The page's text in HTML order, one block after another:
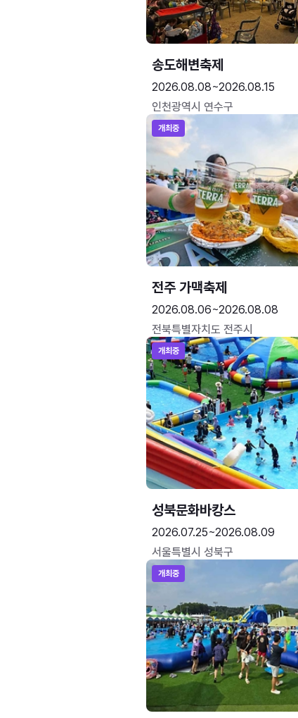
송도해변축제
2026.08.08~2026.08.15
인천광역시 연수구
개최중
전주 가맥축제
2026.08.06~2026.08.08
전북특별자치도 전주시
개최중
성북문화바캉스
2026.07.25~2026.08.09
서울특별시 성북구
개최중